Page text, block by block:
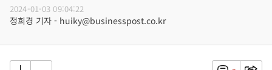
2024-01-03 09:04:22
정희경 기자 - huiky@businesspost.co.kr